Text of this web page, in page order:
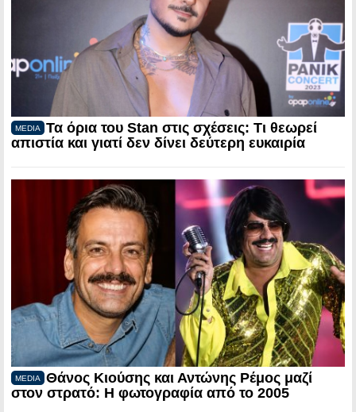
MEDIA
Τα όρια του Stan στις σχέσεις: Τι θεωρεί
απιστία και γιατί δεν δίνει δεύτερη ευκαιρία
MEDIA
Θάνος Κιούσης και Αντώνης Ρέμος μαζί
στον στρατό: Η φωτογραφία από το 2005